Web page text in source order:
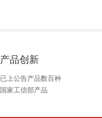
产品创新
已上公告产品数百种
国家工信部产品